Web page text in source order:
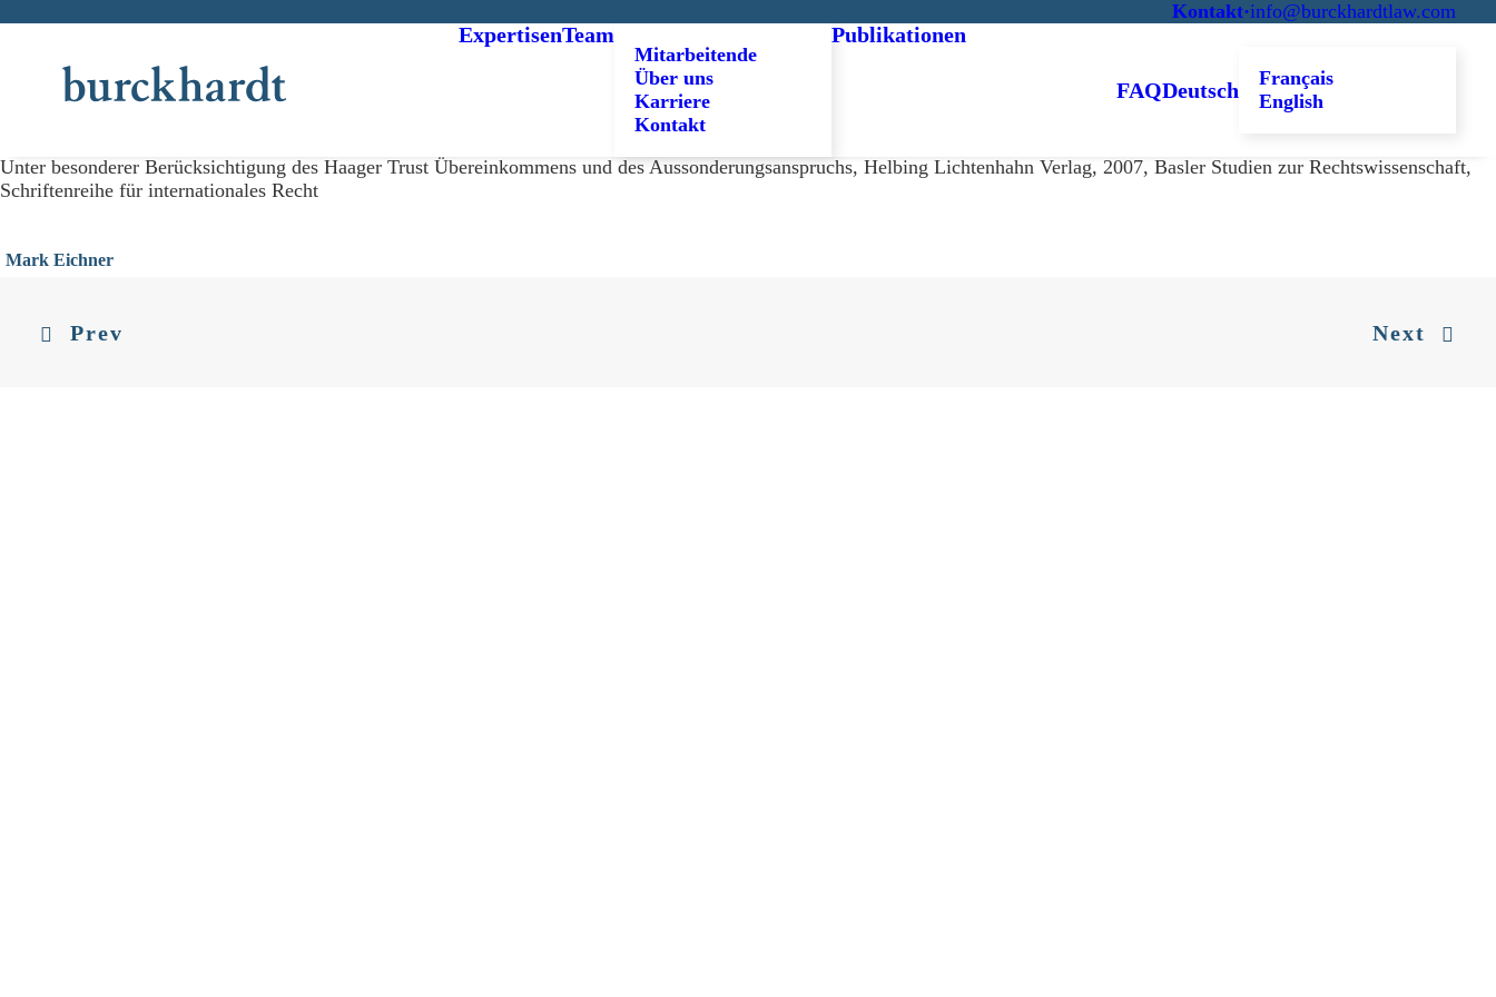
Kontakt·info@burckhardtlaw.com
ExpertisenTeam
Mitarbeitende
Über uns
Karriere
Kontakt
Publikationen
FAQDeutsch
Français
English
Unter besonderer Berücksichtigung des Haager Trust Übereinkommens und des Aussonderungsanspruchs, Helbing Lichtenhahn Verlag, 2007, Basler Studien zur Rechtswissenschaft,
Schriftenreihe für internationales Recht
Mark Eichner
Prev Next